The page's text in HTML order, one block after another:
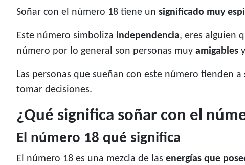
Soñar con el número 18 tiene un significado muy
Este número simboliza independencia, eres alguien
número por lo general son personas muy amigables y
Las personas que sueñan con este número tienden
tomar decisiones.
¿Qué significa soñar con el
El número 18 qué significa
El número 18 es una mezcla de las energías que